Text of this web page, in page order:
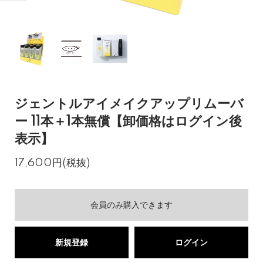
ジェントルアイメイクアップリムーバ
ー 11本＋1本無償【卸価格はログイン後
表示】
17,600円(税抜)
会員のみ購入できます
新規登録 ログイン